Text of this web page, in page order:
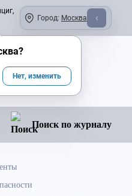
Город: Москва
Поиск по журналу
?
Нет, изменить